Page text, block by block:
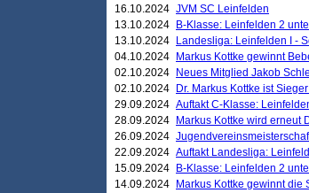
16.10.2024 JVM SC Leinfelden
13.10.2024
B-Klasse: Leinfelden 2
13.10.2024
Landesliga: Leinfelden I -
04.10.2024
Markus Kottke gewinnt
02.10.2024
Neues Mitglied Jakob
02.10.2024
Dr. Markus Kottke ist
29.09.2024 Auftakt C-Klasse:
28.09.2024
Markus Kottke wird erneut
26.09.2024
22.09.2024 Auftakt Landesliga:
15.09.2024
B-Klasse: Leinfelden 2
14.09.2024
Markus Kottke gewinnt die